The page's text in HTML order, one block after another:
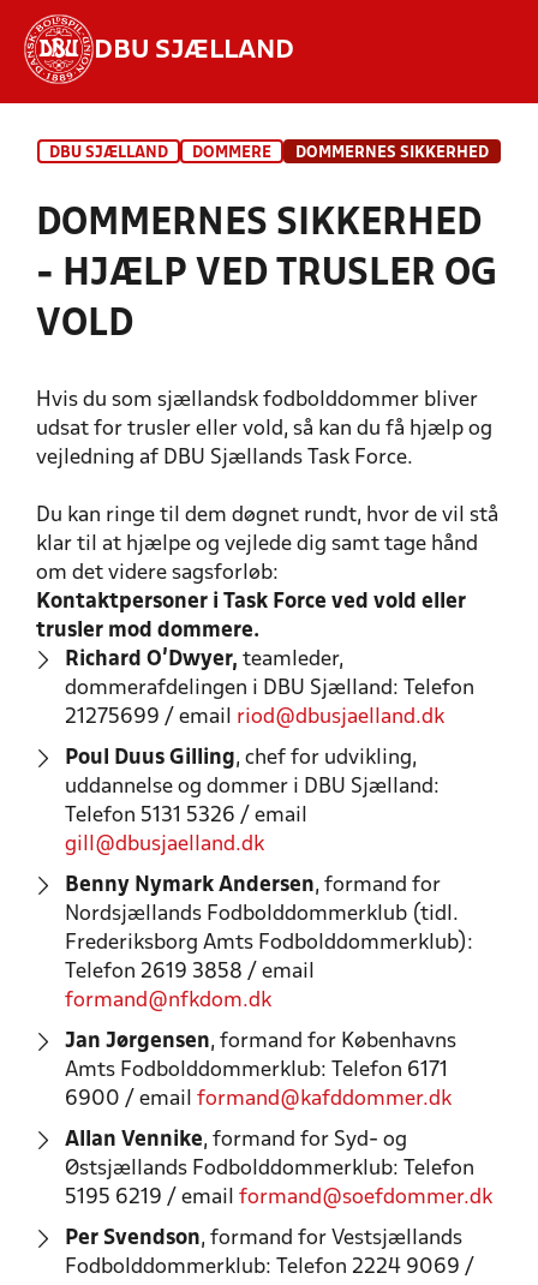
DBU SJÆLLAND
STILLINGER, RESULTATER, KLUBBER OG
DBU SJÆLLAND DOMMERE DOMMERNES SIKKERHED
DOMMERNES SIKKERHED
- HJÆLP VED TRUSLER OG
VOLD
Hvis du som sjællandsk fodbolddommer bliver
udsat for trusler eller vold, så kan du få hjælp og
vejledning af DBU Sjællands Task Force.
Du kan ringe til dem døgnet rundt, hvor de vil stå
klar til at hjælpe og vejlede dig samt tage hånd
om det videre sagsforløb:
Kontaktpersoner i Task Force ved vold eller
trusler mod dommere.
Richard O'Dwyer, teamleder,
dommerafdelingen i DBU Sjælland: Telefon
21275699 / email riod@dbusjaelland.dk
Poul Duus Gilling, chef for udvikling,
uddannelse og dommer i DBU Sjælland:
Telefon 5131 5326 / email
gill@dbusjaelland.dk
Benny Nymark Andersen, formand for
Nordsjællands Fodbolddommerklub (tidl.
Frederiksborg Amts Fodbolddommerklub):
Telefon 2619 3858 / email
formand@nfkdom.dk
Jan Jørgensen, formand for Københavns
Amts Fodbolddommerklub: Telefon 6171
6900 / email formand@kafddommer.dk
Allan Vennike, formand for Syd- og
Østsjællands Fodbolddommerklub: Telefon
5195 6219 / email formand@soefdommer.dk
Per Svendson, formand for Vestsjællands
Fodbolddommerklub: Telefon 2224 9069 /